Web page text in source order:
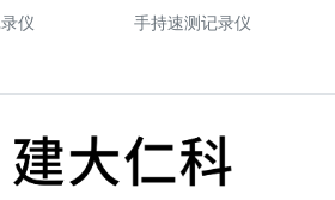
仪 手持速测记录仪